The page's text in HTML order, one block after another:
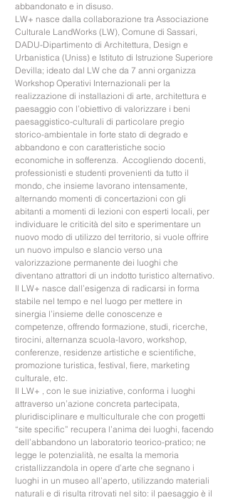
abbandonato e in disuso.
LW+ nasce dalla collaborazione tra Associazione
Culturale LandWorks (LW), Comune di Sassari,
DADU-Dipartimento di Architettura, Design e
Urbanistica (Uniss) e Istituto di Istruzione Superiore
Devilla; ideato dal LW che da 7 anni organizza
Workshop Operativi Internazionali per la
realizzazione di installazioni di arte, architettura e
paesaggio con l’obiettivo di valorizzare i beni
paesaggistico-culturali di particolare pregio
storico-ambientale in forte stato di degrado e
abbandono e con caratteristiche socio
economiche in sofferenza. Accogliendo docenti,
professionisti e studenti provenienti da tutto il
mondo, che insieme lavorano intensamente,
alternando momenti di concertazioni con gli
abitanti a momenti di lezioni con esperti locali, per
individuare le criticità del sito e sperimentare un
nuovo modo di utilizzo del territorio, si vuole offrire
un nuovo impulso e slancio verso una
valorizzazione permanente dei luoghi che
diventano attrattori di un indotto turistico alternativo.
Il LW+ nasce dall’esigenza di radicarsi in forma
stabile nel tempo e nel luogo per mettere in
sinergia l’insieme delle conoscenze e
competenze, offrendo formazione, studi, ricerche,
tirocini, alternanza scuola-lavoro, workshop,
conferenze, residenze artistiche e scientifiche,
promozione turistica, festival, fiere, marketing
culturale, etc.
Il LW+ , con le sue iniziative, conforma i luoghi
attraverso un’azione concreta partecipata,
pluridisciplinare e multiculturale che con progetti
“site specific” recupera l’anima dei luoghi, facendo
dell’abbandono un laboratorio teorico-pratico; ne
legge le potenzialità, ne esalta la memoria
cristallizzandola in opere d’arte che segnano i
luoghi in un museo all’aperto, utilizzando materiali
naturali e di risulta ritrovati nel sito: il paesaggio è il